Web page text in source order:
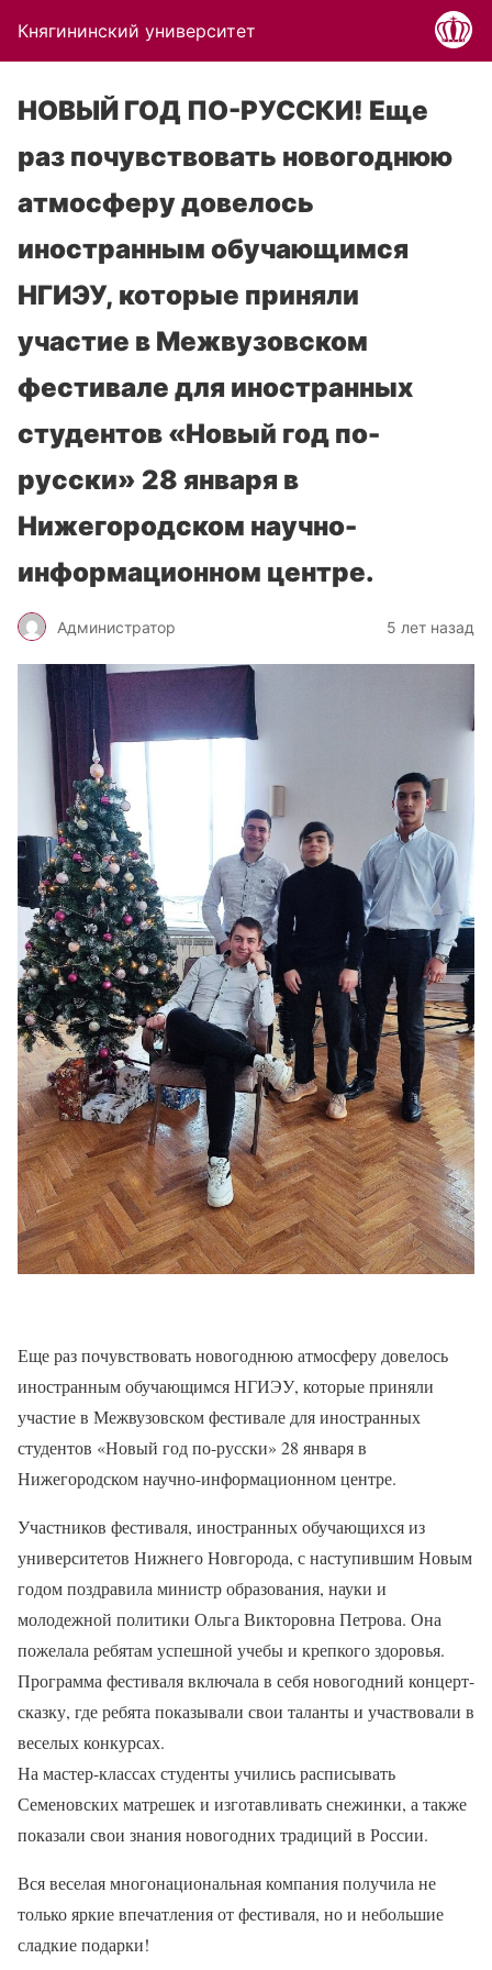
Княгининский университет
НОВЫЙ ГОД ПО-РУССКИ! Еще
раз почувствовать новогоднюю
атмосферу довелось
иностранным обучающимся
НГИЭУ, которые приняли
участие в Межвузовском
фестивале для иностранных
студентов «Новый год по-
русски» 28 января в
Нижегородском научно-
информационном центре.
Администратор 5 лет назад
Еще раз почувствовать новогоднюю атмосферу довелось
иностранным обучающимся НГИЭУ, которые приняли
участие в Межвузовском фестивале для иностранных
студентов «Новый год по-русски» 28 января в
Нижегородском научно-информационном центре.
Участников фестиваля, иностранных обучающихся из
университетов Нижнего Новгорода, с наступившим Новым
годом поздравила министр образования, науки и
молодежной политики Ольга Викторовна Петрова. Она
пожелала ребятам успешной учебы и крепкого здоровья.
Программа фестиваля включала в себя новогодний концерт-
сказку, где ребята показывали свои таланты и участвовали в
веселых конкурсах.
На мастер-классах студенты учились расписывать
Семеновских матрешек и изготавливать снежинки, а также
показали свои знания новогодних традиций в России.
Вся веселая многонациональная компания получила не
только яркие впечатления от фестиваля, но и небольшие
сладкие подарки!